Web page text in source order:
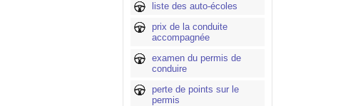
liste des auto-écoles
prix de la conduite
accompagnée
examen du permis de
conduire
perte de points sur le
permis